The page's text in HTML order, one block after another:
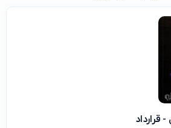
قرارداد